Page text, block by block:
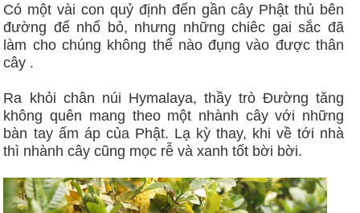
Có một vài con quỷ định đến gần cây Phật thủ bên
đường để nhổ bỏ, nhưng những chiêc gai sắc đã
làm cho chúng không thể nào đụng vào được thân
cây .
Ra khỏi chân núi Hymalaya, thầy trò Đường tăng
không quên mang theo một nhành cây với những
bàn tay ấm áp của Phật. Lạ kỳ thay, khi về tới nhà
thì nhành cây cũng mọc rễ và xanh tốt bời bời.